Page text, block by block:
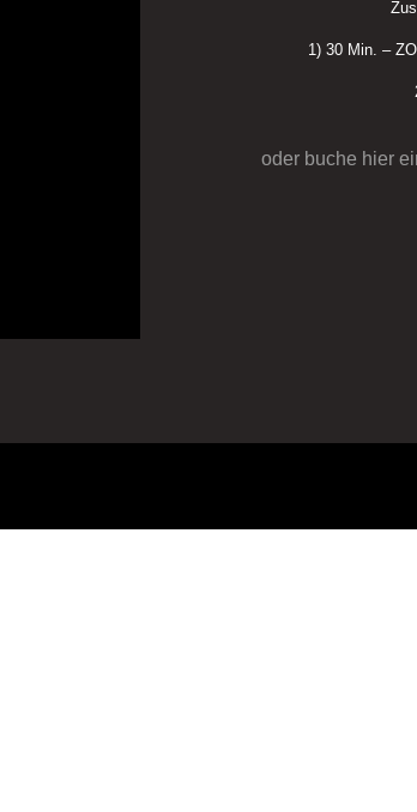
1) 30 Min. –
oder buche hier